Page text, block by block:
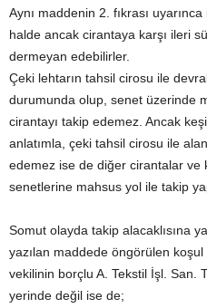
Aynı maddenin 2. fıkrası
halde ancak cirantaya karşı ileri
dermeyan edebilirler.
Çeki lehtarın tahsil cirosu ile
durumunda olup, senet üzerinde
cirantayı takip edemez. Ancak
anlatımla, çeki tahsil cirosu ile
edemez ise de diğer cirantalar ve
senetlerine mahsus yol ile takip
Somut olayda takip alacaklısına
yazılan maddede öngörülen koşul
vekilinin borçlu A. Tekstil İşl. San.
yerinde değil ise de;